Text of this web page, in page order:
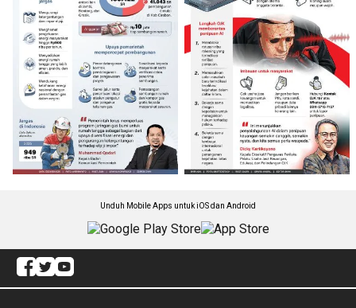
Unduh Mobile Apps untuk iOS dan Android